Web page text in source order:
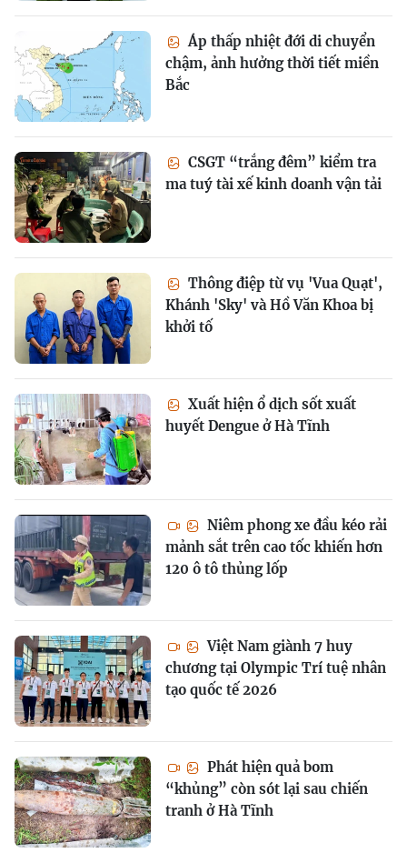
Áp thấp nhiệt đới di chuyển
chậm, ảnh hưởng thời tiết miền
Bắc
CSGT “trắng đêm” kiểm tra
ma tuý tài xế kinh doanh vận tải
Thông điệp từ vụ 'Vua Quạt',
Khánh 'Sky' và Hồ Văn Khoa bị
khởi tố
Xuất hiện ổ dịch sốt xuất
huyết Dengue ở Hà Tĩnh
Niêm phong xe đầu kéo rải
mảnh sắt trên cao tốc khiến hơn
120 ô tô thủng lốp
Việt Nam giành 7 huy
chương tại Olympic Trí tuệ nhân
tạo quốc tế 2026
Phát hiện quả bom
“khủng” còn sót lại sau chiến
tranh ở Hà Tĩnh